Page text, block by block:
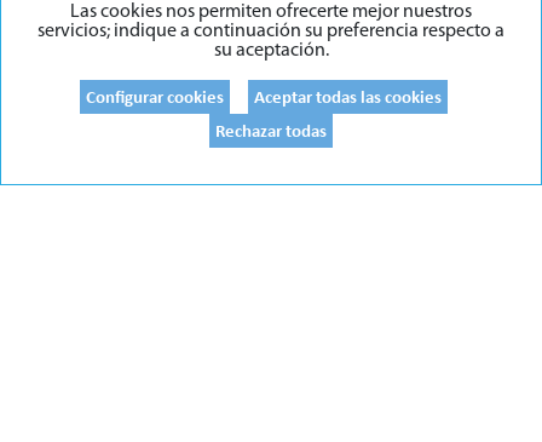
Las cookies nos permiten ofrecerte mejor nuestros
servicios; indique a continuación su preferencia respecto a
su aceptación.